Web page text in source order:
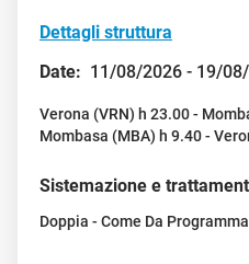
Dettagli struttura
Date: 11/08/2026 - 19/
Verona (VRN) h 23.00 -
Mombasa (MBA) h 9.40 -
Sistemazione e
Doppia - Come Da Programma